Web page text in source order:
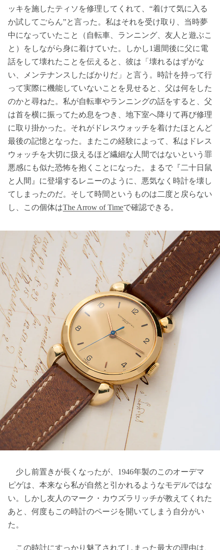
ッキを施したティソを修理してくれて、“着けて気に入る
か試してごらん”と言った。私はそれを受け取り、当時夢
中になっていたこと（自転車、ランニング、友人と遊ぶこ
と）をしながら身に着けていた。しかし1週間後に父に電
話をして壊れたことを伝えると、彼は「壊れるはずがな
い、メンテナンスしたばかりだ」と言う。時計を持って行
って実際に機能していないことを見せると、父は何をした
のかと尋ねた。私が自転車やランニングの話をすると、父
は首を横に振ってため息をつき、地下室へ降りて再び修理
に取り掛かった。それがドレスウォッチを着けたほとんど
最後の記憶となった。またこの経験によって、私はドレス
ウォッチを大切に扱えるほど繊細な人間ではないという罪
悪感にも似た恐怖を抱くことになった。まるで『二十日鼠
と人間』に登場するレニーのように、悪気なく時計を壊し
てしまったのだ。そして時間というものは二度と戻らない
し、この個体はThe Arrow of Timeで確認できる。
少し前置きが長くなったが、1946年製のこのオーデマ
ピゲは、本来なら私が自然と引かれるようなモデルではな
い。しかし友人のマーク・カウズラリッチが教えてくれた
あと、何度もこの時計のページを開いてしまう自分がい
た。
この時計にすっかり魅了されてしまった最大の理由は、